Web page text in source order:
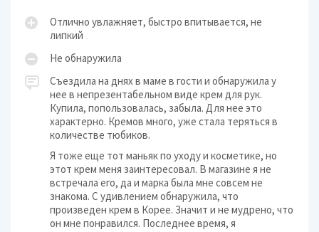
Отлично увлажняет, быстро впитывается, не
липкий
Не обнаружила
Съездила на днях в маме в гости и обнаружила у
нее в непрезентабельном виде крем для рук.
Купила, попользовалась, забыла. Для нее это
характерно. Кремов много, уже стала теряться в
количестве тюбиков.
Я тоже еще тот маньяк по уходу и косметике, но
этот крем меня заинтересовал. В магазине я не
встречала его, да и марка была мне совсем не
знакома. С удивлением обнаружила, что
произведен крем в Корее. Значит и не мудрено, что
он мне понравился. Последнее время, я